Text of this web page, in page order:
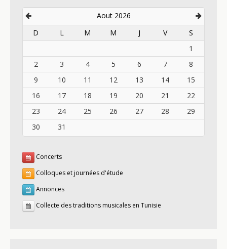
Aout 2026
D
L M M J V
S
1
2
3 4 5 6 7
8
9
10 11 12 13 14
15
16
17 18 19 20 21
22
23
24 25 26 27 28
29
30
31
Concerts
Colloques et journées d'étude
Annonces
Collecte des traditions musicales en Tunisie